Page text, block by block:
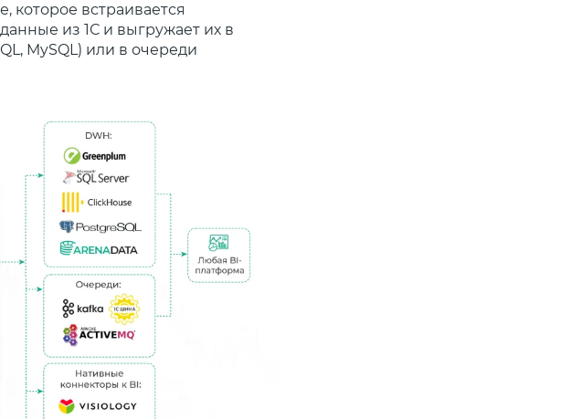
которое встраивается
из 1С и выгружает их в
MySQL) или в очереди